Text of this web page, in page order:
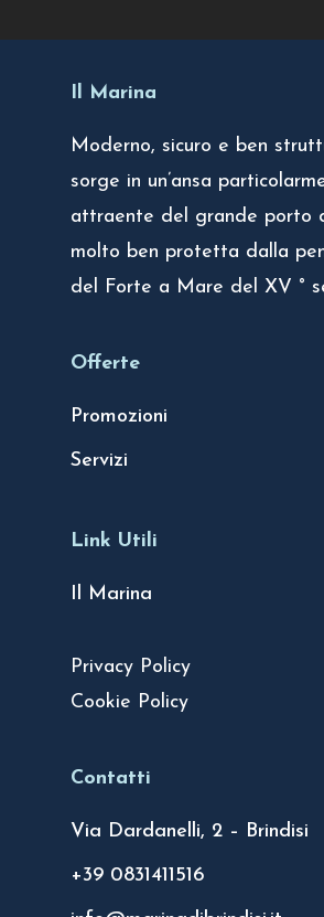
Il Marina
Moderno, sicuro e ben
sorge in un’ansa
attraente del grande porto
molto ben pro­tetta dalla
del Forte a Mare del XV °
Offerte
Promozioni
Servizi
Link Utili
Il Marina
Privacy Policy
Cookie Policy
Contatti
Via Dardanelli, 2 – Brindisi
+39 0831411516